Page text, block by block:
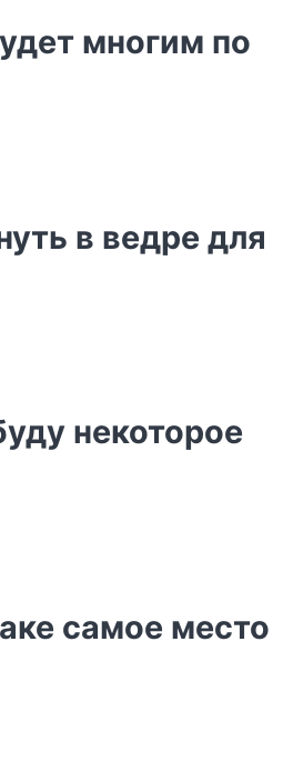
многим по
в ведре для
некоторое
самое место